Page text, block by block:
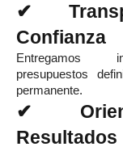
✔
Confianza
Entregamos
presupuestos
permanente.
✔
Resultados